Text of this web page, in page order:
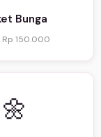
Bunga
Rp 150.000
🌼